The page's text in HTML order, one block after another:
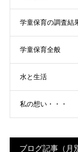
学童保育の調査結
学童保育全般
水と生活
私の想い・・・
ブログ記事（月